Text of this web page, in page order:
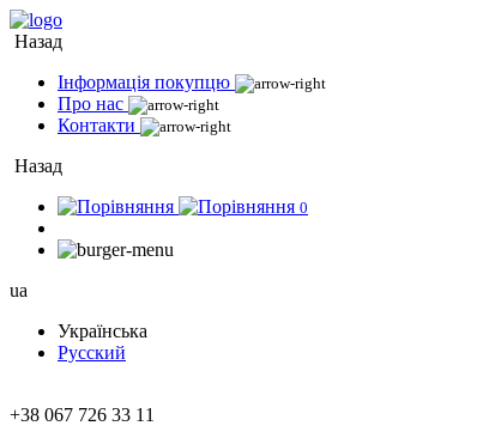
Назад
Інформація покупцю
Про нас
Контакти
Назад
0
ua
Українська
Русский
+38 067 726 33 11